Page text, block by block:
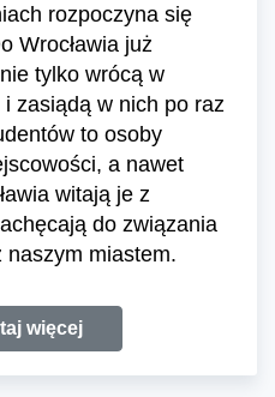
rozpoczyna się
Wrocławia już
tylko wrócą w
i zasiądą w nich po raz
to osoby
a nawet
witają je z
do związania
naszym miastem.
więcej